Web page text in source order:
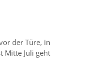
der Türe, in
Mitte Juli geht